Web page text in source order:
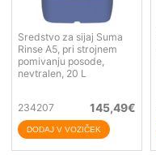
Sredstvo za sijaj Suma
Rinse A5, pri strojnem
pomivanju posode,
nevtralen, 20 L
234207 145,49€